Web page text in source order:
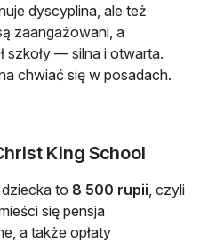
dyscyplina, ale też
zaangażowani, a
szkoły — silna i otwarta.
chwiać się w posadach.
King School
to 8 500 rupii , czyli
się pensja
a także opłaty